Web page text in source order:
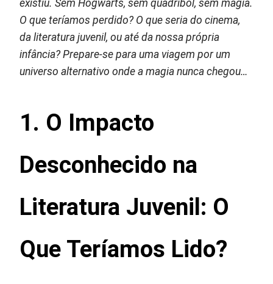
existiu. Sem Hogwarts, sem quadribol, sem magia.
O que teríamos perdido? O que seria do cinema,
da literatura juvenil, ou até da nossa própria
infância? Prepare-se para uma viagem por um
universo alternativo onde a magia nunca chegou…
1. O Impacto
Desconhecido na
Literatura Juvenil: O
Que Teríamos Lido?